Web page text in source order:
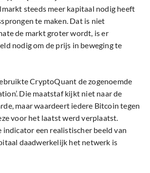
steeds meer kapitaal nodig heeft
te maken. Dat is niet
de markt groter wordt, is er
nodig om de prijs in beweging te
CryptoQuant de zogenoemde
Die maatstaf kijkt niet naar de
maar waardeert iedere Bitcoin tegen
voor het laatst werd verplaatst.
indicator een realistischer beeld van
daadwerkelijk het netwerk is